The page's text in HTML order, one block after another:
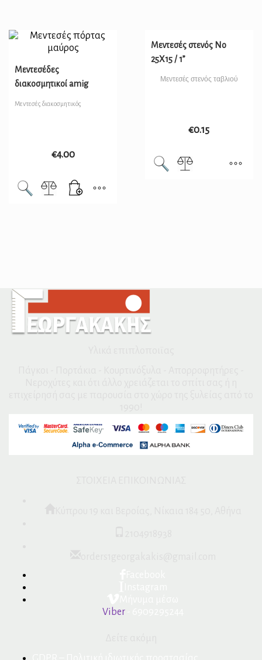
Μεντεσέδες
διακοσμητικοί amig
Μεντεσές διακοσμητικός
€4.00
Μεντεσές στενός Νο
25Χ15 / 1”
Μεντεσές στενός ταβλιού
€0.15
Viber- 6909295244